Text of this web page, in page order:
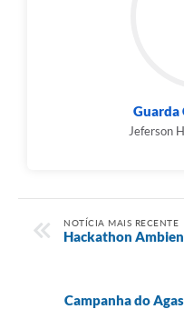
Guarda
Jeferson
NOTÍCIA MAIS RECENTE
Hackathon
Campanha do